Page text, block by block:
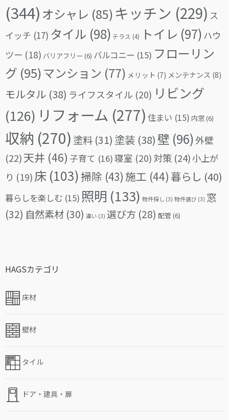
(344) オシャレ (85) キッチン (229) ス
イッチ (17) タイル (98) テラス (4) トイレ (97) ハウ
ツー (18) バリアフリー (6) バルコニー (15) フローリン
グ (95)マンション (77) メリット (7) メンテナンス (8)
モルタル (38) ライフスタイル (20) リビング
(126) リフォーム (277) 住まい (15) 内窓(6)
収納 (270) 塗料 (31) 塗装 (38) 壁 (96)外壁
(22)天井 (46) 子育て (16)寝室 (20) 対策 (24)小上が
り (19) 床 (103)掃除 (43) 施工 (44) 暮らし (40)
暮らしを楽しむ (15) 照明 (133) 物件探し (3) 物件選び (3) 窓
(32) 自然素材 (30) 違い (3) 選び方 (28) 配管(6)
HAGSカテゴリ
床材
壁材
タイル
ドア・建具・扉